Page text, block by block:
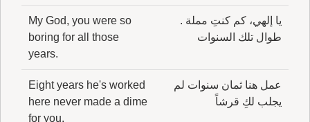
يا إلهي، كم كنتِ مملة .
طوال تلك السنوات
My God, you were so
boring for all those
years.
عمل هنا ثمان سنوات لم
يجلب لكِ قرشاً
Eight years he's worked
here never made a dime
for you.